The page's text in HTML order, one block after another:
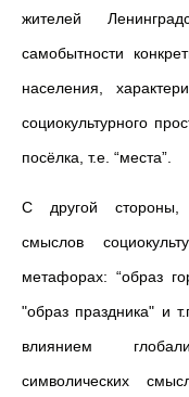
жителей
самобытности
населения,
социокультурного
посёлка, т.е. “места”.
С другой стороны,
смыслов
метафорах: “образ
"образ праздника" и
влиянием
символических